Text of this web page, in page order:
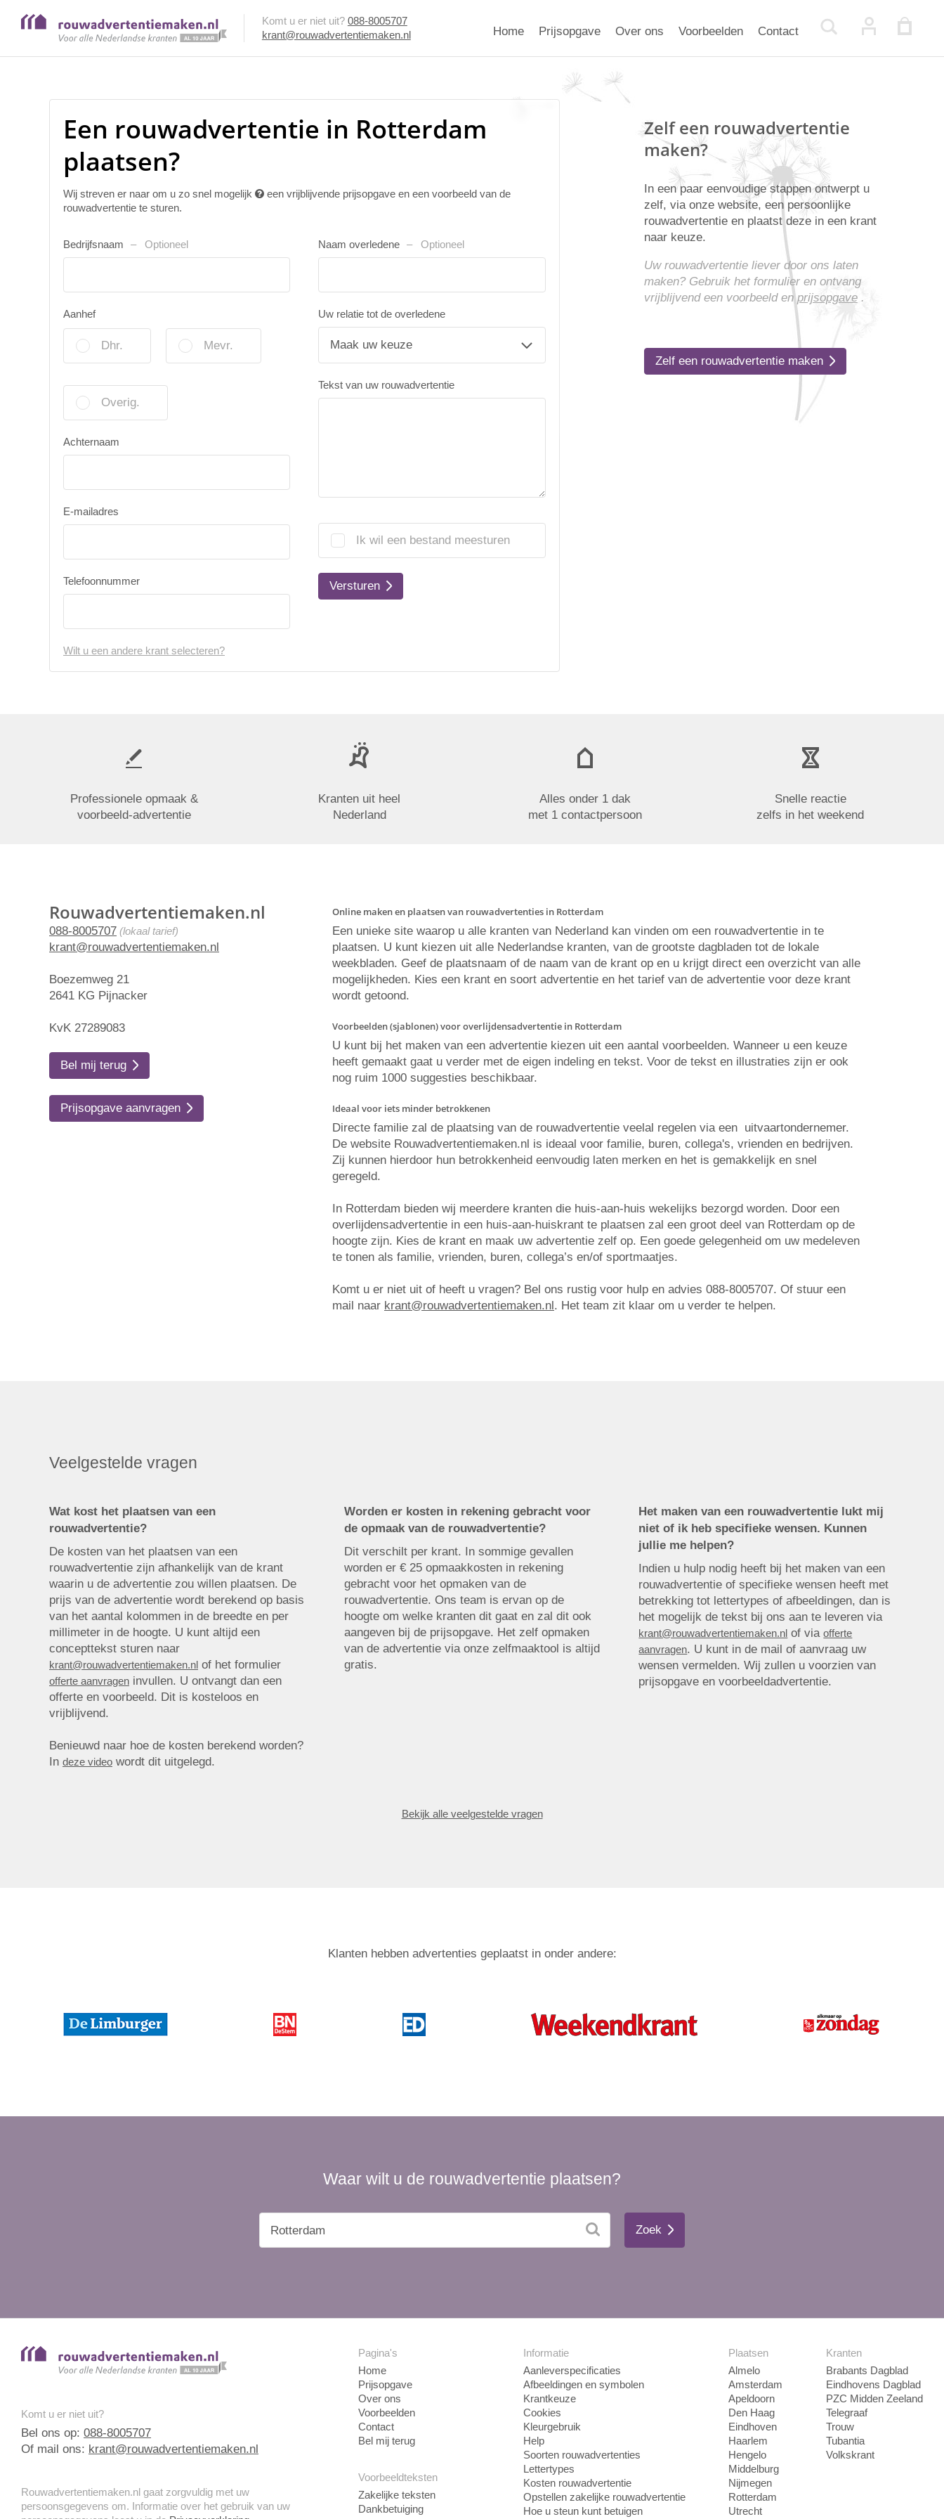
Komt u er niet uit? 088-8005707
krant@rouwadvertentiemaken.nl
Home Prijsopgave Over ons Voorbeelden Contact
Een rouwadvertentie in Rotterdam
plaatsen?
Wij streven er naar om u zo snel mogelijk
een vrijblijvende prijsopgave en een voorbeeld van de
rouwadvertentie te sturen.
Bedrijfsnaam Optioneel
Aanhef
Dhr. Mevr.
Overig.
Achternaam
E-mailadres
Telefoonnummer
Naam overledene Optioneel
Uw relatie tot de overledene
Tekst van uw rouwadvertentie
Ik wil een bestand meesturen
Versturen
Wilt u een andere krant selecteren?
Zelf een rouwadvertentie
maken?
In een paar eenvoudige stappen ontwerpt u
zelf, via onze website, een persoonlijke
rouwadvertentie en plaatst deze in een krant
naar keuze.
Uw rouwadvertentie liever door ons laten
maken? Gebruik het formulier en ontvang
vrijblijvend een voorbeeld enprijsopgave.
Zelf een rouwadvertentie maken
Professionele opmaak &
voorbeeld-advertentie
Kranten uit heel
Nederland
Alles onder 1 dak
met 1 contactpersoon
Snelle reactie
zelfs in het weekend
Rouwadvertentiemaken.nl
088-8005707 (lokaal tarief)
krant@rouwadvertentiemaken.nl
Boezemweg 21
2641 KG Pijnacker
KvK 27289083
Bel mij terug
Prijsopgave aanvragen
Online maken en plaatsen van rouwadvertenties in Rotterdam
Een unieke site waarop u alle kranten van Nederland kan vinden om een rouwadvertentie in te
plaatsen. U kunt kiezen uit alle Nederlandse kranten, van de grootste dagbladen tot de lokale
weekbladen. Geef de plaatsnaam of de naam van de krant op en u krijgt direct een overzicht van alle
mogelijkheden. Kies een krant en soort advertentie en het tarief van de advertentie voor deze krant
wordt getoond.
Voorbeelden (sjablonen) voor overlijdensadvertentie in Rotterdam
U kunt bij het maken van een advertentie kiezen uit een aantal voorbeelden. Wanneer u een keuze
heeft gemaakt gaat u verder met de eigen indeling en tekst. Voor de tekst en illustraties zijn er ook
nog ruim 1000 suggesties beschikbaar.
Ideaal voor iets minder betrokkenen
Directe familie zal de plaatsing van de rouwadvertentie veelal regelen via een uitvaartondernemer.
De website Rouwadvertentiemaken.nl is ideaal voor familie, buren, collega's, vrienden en bedrijven.
Zij kunnen hierdoor hun betrokkenheid eenvoudig laten merken en het is gemakkelijk en snel
geregeld.
In Rotterdam bieden wij meerdere kranten die huis-aan-huis wekelijks bezorgd worden. Door een
overlijdensadvertentie in een huis-aan-huiskrant te plaatsen zal een groot deel van Rotterdam op de
hoogte zijn. Kies de krant en maak uw advertentie zelf op. Een goede gelegenheid om uw medeleven
te tonen als familie, vrienden, buren, collega’s en/of sportmaatjes.
Komt u er niet uit of heeft u vragen? Bel ons rustig voor hulp en advies 088-8005707. Of stuur een
mail naar krant@rouwadvertentiemaken.nl. Het team zit klaar om u verder te helpen.
Veelgestelde vragen
Wat kost het plaatsen van een
rouwadvertentie?
De kosten van het plaatsen van een
rouwadvertentie zijn afhankelijk van de krant
waarin u de advertentie zou willen plaatsen. De
prijs van de advertentie wordt berekend op basis
van het aantal kolommen in de breedte en per
millimeter in de hoogte. U kunt altijd een
concepttekst sturen naar
krant@rouwadvertentiemaken.nl of het formulier
offerte aanvragen invullen. U ontvangt dan een
offerte en voorbeeld. Dit is kosteloos en
vrijblijvend.
Benieuwd naar hoe de kosten berekend worden?
In deze video wordt dit uitgelegd.
Worden er kosten in rekening gebracht voor
de opmaak van de rouwadvertentie?
Dit verschilt per krant. In sommige gevallen
worden er € 25 opmaakkosten in rekening
gebracht voor het opmaken van de
rouwadvertentie. Ons team is ervan op de
hoogte om welke kranten dit gaat en zal dit ook
aangeven bij de prijsopgave. Het zelf opmaken
van de advertentie via onze zelfmaaktool is altijd
gratis.
Het maken van een rouwadvertentie lukt mij
niet of ik heb specifieke wensen. Kunnen
jullie me helpen?
Indien u hulp nodig heeft bij het maken van een
rouwadvertentie of specifieke wensen heeft met
betrekking tot lettertypes of afbeeldingen, dan is
het mogelijk de tekst bij ons aan te leveren via
krant@rouwadvertentiemaken.nl of viaofferte
aanvragen. U kunt in de mail of aanvraag uw
wensen vermelden. Wij zullen u voorzien van
prijsopgave en voorbeeldadvertentie.
Bekijk alle veelgestelde vragen
Klanten hebben advertenties geplaatst in onder andere:
Waar wilt u de rouwadvertentie plaatsen?
Zoek
Komt u er niet uit?
Bel ons op: 088-8005707
Of mail ons: krant@rouwadvertentiemaken.nl
Rouwadvertentiemaken.nl gaat zorgvuldig met uw
persoonsgegevens om. Informatie over het gebruik van uw
Pagina's
Home
Prijsopgave
Over ons
Voorbeelden
Contact
Bel mij terug
Voorbeeldteksten
Zakelijke teksten
Dankbetuiging
Informatie
Aanleverspecificaties
Afbeeldingen en symbolen
Krantkeuze
Cookies
Kleurgebruik
Help
Soorten rouwadvertenties
Lettertypes
Kosten rouwadvertentie
Opstellen zakelijke rouwadvertentie
Hoe u steun kunt betuigen
Plaatsen
Almelo
Amsterdam
Apeldoorn
Den Haag
Eindhoven
Haarlem
Hengelo
Middelburg
Nijmegen
Rotterdam
Utrecht
Kranten
Brabants Dagblad
Eindhovens Dagblad
PZC Midden Zeeland
Telegraaf
Trouw
Tubantia
Volkskrant